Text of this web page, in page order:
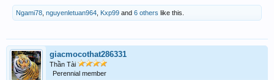
Ngami78 nguyenletuan964 Kxp99 and 6 others like this.
giacmocothat286331
Thần Tài
Perennial member